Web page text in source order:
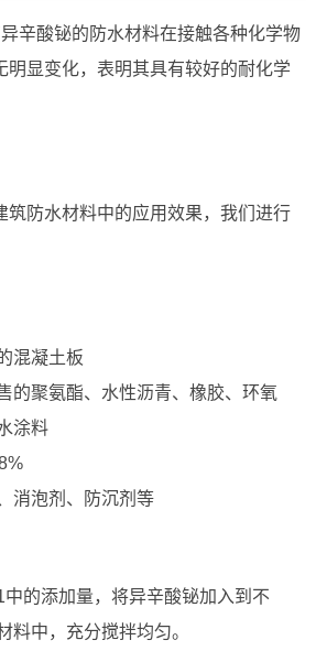
辛酸铋的防水材料在接触各种化学物
明显变化，表明其具有较好的耐化学
筑防水材料中的应用效果，我们进行
混凝土板
的聚氨酯、水性沥青、橡胶、环氧
涂料
消泡剂、防沉剂等
中的添加量，将异辛酸铋加入到不
料中，充分搅拌均匀。